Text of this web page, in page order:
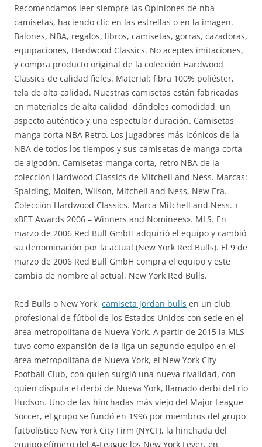
Recomendamos leer siempre las Opiniones de nba
camisetas, haciendo clic en las estrellas o en la imagen.
Balones, NBA, regalos, libros, camisetas, gorras, cazadoras,
equipaciones, Hardwood Classics. No aceptes imitaciones,
y compra producto original de la colección Hardwood
Classics de calidad fieles. Material: fibra 100% poliéster,
tela de alta calidad. Nuestras camisetas están fabricadas
en materiales de alta calidad, dándoles comodidad, un
aspecto auténtico y una espectular duración. Camisetas
manga corta NBA Retro. Los jugadores más icónicos de la
NBA de todos los tiempos y sus camisetas de manga corta
de algodón. Camisetas manga corta, retro NBA de la
colección Hardwood Classics de Mitchell and Ness. Marcas:
Spalding, Molten, Wilson, Mitchell and Ness, New Era.
Colección Hardwood Classics. Marca Mitchell and Ness. ↑
«BET Awards 2006 – Winners and Nominees». MLS. En
marzo de 2006 Red Bull GmbH adquirió el equipo y cambió
su denominación por la actual (New York Red Bulls). El 9 de
marzo de 2006 Red Bull GmbH compra el equipo y este
cambia de nombre al actual, New York Red Bulls.
Red Bulls o New York, camiseta jordan bulls en un club
profesional de fútbol de los Estados Unidos con sede en el
área metropolitana de Nueva York. A partir de 2015 la MLS
tuvo como expansión de la liga un segundo equipo en el
área metropolitana de Nueva York, el New York City
Football Club, con quien surgió una nueva rivalidad, con
quien disputa el derbi de Nueva York, llamado derbi del río
Hudson. Uno de las hinchadas más viejo del Major League
Soccer, el grupo se fundó en 1996 por miembros del grupo
futbolístico New York City Firm (NYCF), la hinchada del
equipo efímero del A-League los New York Fever, en